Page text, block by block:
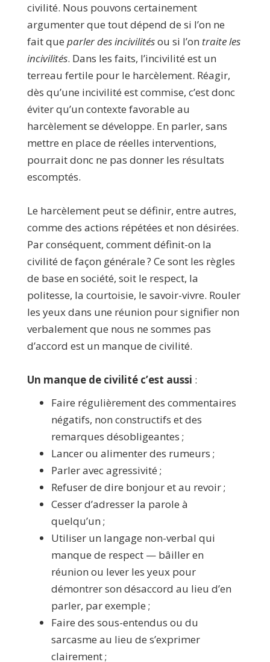
civilité. Nous pouvons certainement
argumenter que tout dépend de si l’on ne
fait que parler des incivilitésou si l’on traite les
incivilités. Dans les faits, l’incivilité est un
terreau fertile pour le harcèlement. Réagir,
dès qu’une incivilité est commise, c’est donc
éviter qu’un contexte favorable au
harcèlement se développe. En parler, sans
mettre en place de réelles interventions,
pourrait donc ne pas donner les résultats
escomptés.
Le harcèlement peut se définir, entre autres,
comme des actions répétées et non désirées.
Par conséquent, comment définit-on la
civilité de façon générale ? Ce sont les règles
de base en société, soit le respect, la
politesse, la courtoisie, le savoir-vivre. Rouler
les yeux dans une réunion pour signifier non
verbalement que nous ne sommes pas
d’accord est un manque de civilité.
Un manque de civilité c’est aussi :
Faire régulièrement des commentaires
négatifs, non constructifs et des
remarques désobligeantes ;
Lancer ou alimenter des rumeurs ;
Parler avec agressivité ;
Refuser de dire bonjour et au revoir ;
Cesser d’adresser la parole à
quelqu’un ;
Utiliser un langage non-verbal qui
manque de respect — bâiller en
réunion ou lever les yeux pour
démontrer son désaccord au lieu d’en
parler, par exemple ;
Faire des sous-entendus ou du
sarcasme au lieu de s’exprimer
clairement ;